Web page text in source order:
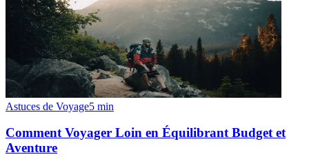
Astuces de Voyage5 min
Comment Voyager Loin en Équilibrant Budget et
Aventure